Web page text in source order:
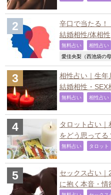
辛口で当たる！
結婚相性/体相性
無料占い 相性占い
愛佳央梨（西池袋の母
相性占い｜生年
結婚相性・SEX
無料占い 相性占い
タロット占い
をどう思ってる
無料占い タロット
セックス占い｜
に抱く本音・情